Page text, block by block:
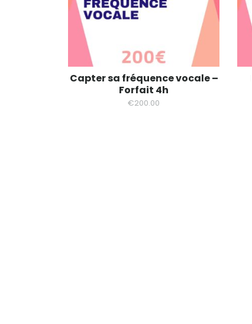
Capter sa fréquence vocale –
Forfait 4h
€200.00